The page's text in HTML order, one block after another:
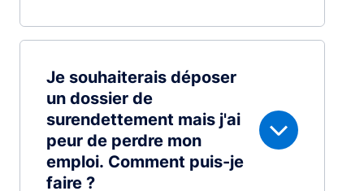
Je souhaiterais déposer
un dossier de
surendettement mais j'ai
peur de perdre mon
emploi. Comment puis-je
faire ?